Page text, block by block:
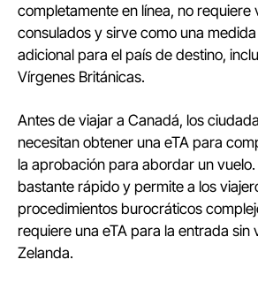
completamente en línea, no requiere
consulados y sirve como una
adicional para el país de destino,
Vírgenes Británicas.
Antes de viajar a Canadá, los
necesitan obtener una eTA para
la aprobación para abordar un
bastante rápido y permite a los
procedimientos burocráticos
requiere una eTA para la entrada sin
Zelanda.